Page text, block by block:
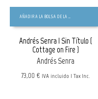
AÑADIR A LA BOLSA DE LA COMPRA
Andrés Senra | Sin Título (
Cottage on Fire )
Andrés Senra
73,00 € IVA incluido | Tax Inc.